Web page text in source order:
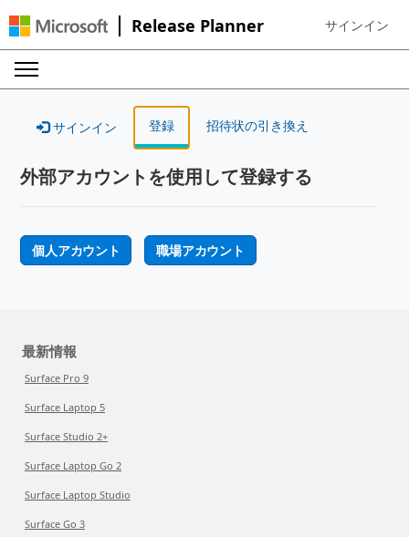
Release Planner Sign in to
サインイン
サインイン 登録 招待状の引き換え
外部アカウントを使用して登録する
個人アカウント 職場アカウント
最新情報
Surface Pro 9
Surface Laptop 5
Surface Studio 2+
Surface Laptop Go 2
Surface Laptop Studio
Surface Go 3